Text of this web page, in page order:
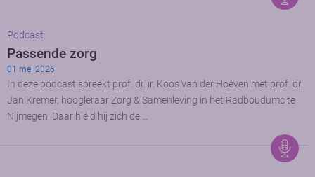
Podcast
Passende zorg
01 mei 2026
In deze podcast spreekt prof. dr. ir. Koos van der Hoeven met prof. dr.
Jan Kremer, hoogleraar Zorg & Samenleving in het Radboudumc te
Nijmegen. Daar hield hij zich de …